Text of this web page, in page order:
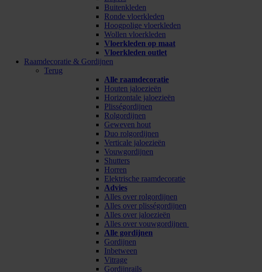
Buitenkleden
Ronde vloerkleden
Hoogpolige vloerkleden
Wollen vloerkleden
Vloerkleden op maat
Vloerkleden outlet
Raamdecoratie & Gordijnen
Terug
Alle raamdecoratie
Houten jaloezieën
Horizontale jaloezieën
Plisségordijnen
Rolgordijnen
Geweven hout
Duo rolgordijnen
Verticale jaloezieën
Vouwgordijnen
Shutters
Horren
Elektrische raamdecoratie
Advies
Alles over rolgordijnen
Alles over plisségordijnen
Alles over jaloezieën
Alles over vouwgordijnen
Alle gordijnen
Gordijnen
Inbetween
Vitrage
Gordijnrails